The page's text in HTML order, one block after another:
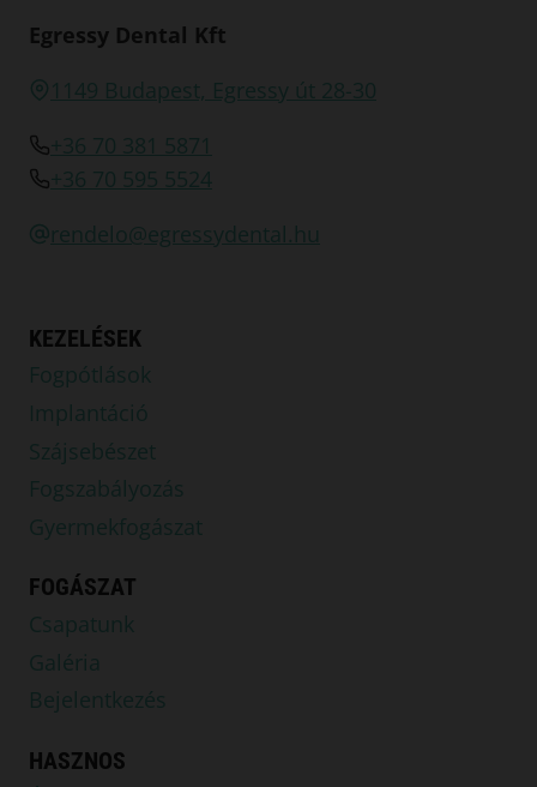
Egressy Dental Kft
1149 Budapest, Egressy út 28-30
+36 70 381 5871
+36 70 595 5524
rendelo@egressydental.hu
KEZELÉSEK
Fogpótlások
Implantáció
Szájsebészet
Fogszabályozás
Gyermekfogászat
FOGÁSZAT
Csapatunk
Galéria
Bejelentkezés
HASZNOS